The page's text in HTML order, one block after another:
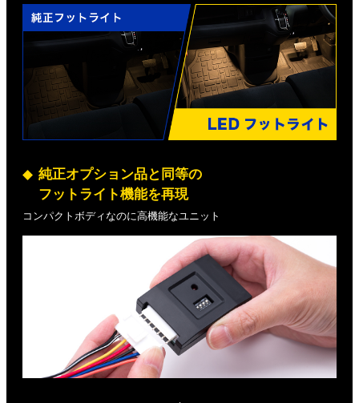
純正オプション品と同等の
フットライト機能を再現
コンパクトボディなのに高機能なユニット